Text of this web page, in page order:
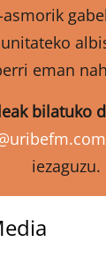
eman
bilatuko
iezaguzu.